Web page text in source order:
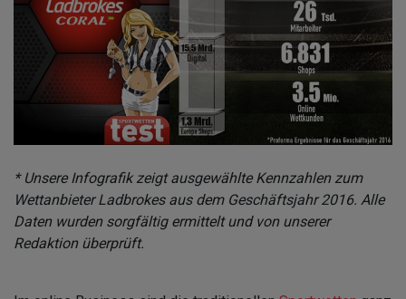
* Unsere Infografik zeigt ausgewählte Kennzahlen zum
Wettanbieter Ladbrokes aus dem Geschäftsjahr 2016. Alle
Daten wurden sorgfältig ermittelt und von unserer
Redaktion überprüft.